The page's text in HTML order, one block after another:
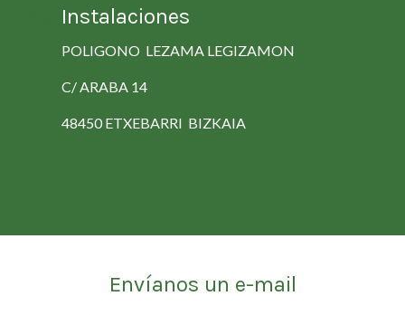
Instalaciones
POLIGONO LEZAMA LEGIZAMON
C/ ARABA 14
48450 ETXEBARRI BIZKAIA
Envíanos un e-mail